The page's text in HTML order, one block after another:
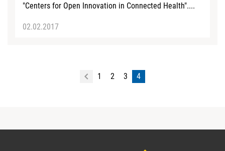
"Centers for Open Innovation in Connected Health"....
02.02.2017
1 2 3 4